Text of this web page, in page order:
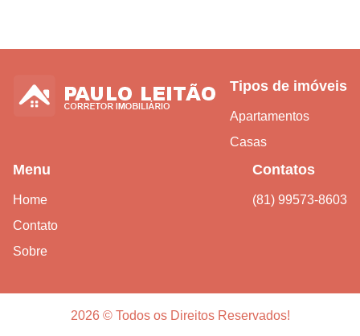
Tipos de imóveis
Apartamentos
Casas
Menu
Home
Contato
Sobre
Contatos
(81) 99573-8603
2026 © Todos os Direitos Reservados!